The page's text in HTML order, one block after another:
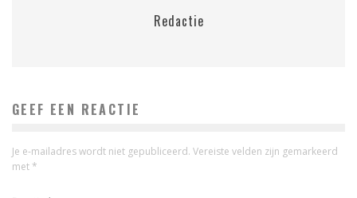
Redactie
GEEF EEN REACTIE
Je e-mailadres wordt niet gepubliceerd. Vereiste velden zijn gemarkeerd
met *